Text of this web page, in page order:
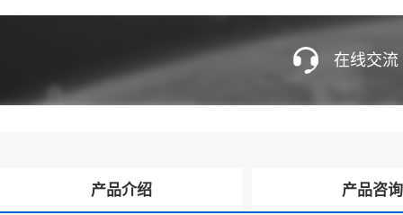
在线交流
产品介绍 产品咨询